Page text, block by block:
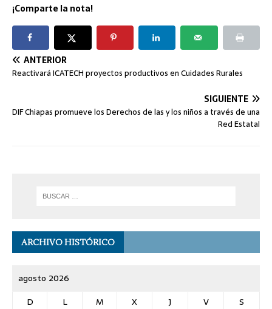
¡Comparte la nota!
ANTERIOR
Reactivará ICATECH proyectos productivos en Cuidades Rurales
SIGUIENTE
DIF Chiapas promueve los Derechos de las y los niños a través de una
Red Estatal
ARCHIVO HISTÓRICO
agosto 2026
D
L M X J V
S